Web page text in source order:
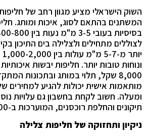
השוק הישראלי מציע מגוון רחב של
המשתנים בהתאם לסוג, איכות ומותג.
לצוללים מתחילים ולצלילה בים התיכון
8,000 שקל, תלוי במותג ובתכונות
ומעלה. חשוב לקחת בחשבון גם עלויות
תיקונים והחלפת רוכסנים, המוערכות ב-200-500 שקל בשנה.
ניקיון ותחזוקה של חליפות צלילה